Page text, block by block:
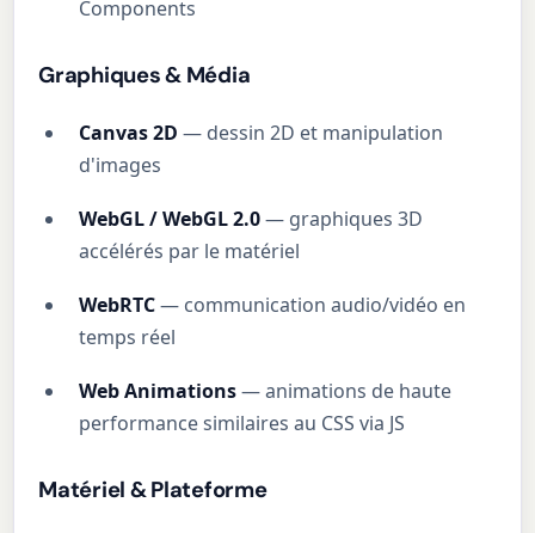
Components
Graphiques & Média
Canvas 2D — dessin 2D et manipulation
d'images
WebGL / WebGL 2.0— graphiques 3D
accélérés par le matériel
WebRTC— communication audio/vidéo en
temps réel
Web Animations— animations de haute
performance similaires au CSS via JS
Matériel & Plateforme